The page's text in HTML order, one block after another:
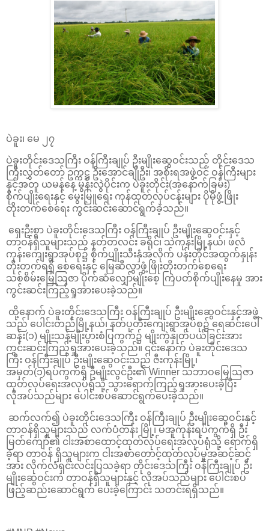
ပဲခူး၊ မေ ၂၇
ပဲခူးတိုင်းဒေသကြီး ဝန်ကြီးချုပ် ဦးမျိုးဆွေဝင်းသည် တိုင်းဒေသ
ကြီးလွှတ်တော် ဥက္ကဋ္ဌ ဦးအောင်ချိုဦး၊ အစိုးရအဖွဲ့ဝင် ဝန်ကြီးများ
နှင့်အတူ ယမန်နေ့ မွန်းလွဲပိုင်းက ပဲခူးတိုင်း(အနောက်ခြမ်း)
စိုက်ပျိုးရေးနှင့် မွေးမြူရေး ကုန်ထုတ်လုပ်ငန်းများ ပိုမိုဖွံ့ဖြိုး
တိုးတက်စေရေး ကွင်းဆင်းဆောင်ရွက်ခဲ့သည်။
ရှေးဦးစွာ ပဲခူးတိုင်းဒေသကြီး ဝန်ကြီးချုပ် ဦးမျိုးဆွေဝင်းနှင့်
တာဝန်ရှိသူများသည် နတ်တလင်း ခရိုင်၊ သဲကုန်းမြို့နယ်၊ ဖလံ
ကုန်းကျေးရွာအုပ်စု၌ စိုက်ပျိုးသီးနှံအလိုက် ပန်းတိုင်အထွက်နှုန်း
တိုးတက်ရရှိ စေရေးနှင့် မြေဆီလွှာဖွံ့ဖြိုးတိုးတက်စေရေး
သစ်စိမ်းမြေဩဇာ ပိုက်ဆံလျှော်မျိုးစေ့ ကြဲပတ်စိုက်ပျိုးနေမှု အား
ကွင်းဆင်းကြည့်ရှုအားပေးခဲ့သည်။
ထို့နောက် ပဲခူးတိုင်းဒေသကြီး ဝန်ကြီးချုပ် ဦးမျိုးဆွေဝင်းနှင့်အဖွဲ့
သည် ပေါင်းတည်မြို့နယ်၊ နတ်ပုတီးကျေးရွာအုပ်စု၌ ရေဆင်းပေါ်
ဆန်း(၁) မျိုးသန့်မျိုးပွားစံပြကွက်၌ မျိုးကွဲနှုတ်ပယ်ခြင်းအား
ကွင်းဆင်းကြည့်ရှုအားပေးခဲ့သည်။ ၎င်းနောက် ပဲခူးတိုင်းဒေသ
ကြီး ဝန်ကြီးချုပ် ဦးမျိုးဆွေဝင်းသည် ဇီးကုန်းမြို့၊
အမှတ်(၁)ရပ်ကွက်ရှိ ဦမျိုးလွင်ဦး၏ Winner သဘာဝမြေဩဇာ
ထုတ်လုပ်ရေးအလုပ်ရုံသို့ သွားရောက်ကြည့်ရှုအားပေးခဲ့ပြီး
လိုအပ်သည်များ ပေါင်းစပ်ဆောင်ရွက်ပေးခဲ့သည်။
ဆက်လက်၍ ပဲခူးတိုင်းဒေသကြီး ဝန်ကြီးချုပ် ဦးမျိုးဆွေဝင်းနှင့်
တာဝန်ရှိသူများသည် လက်ပံတန်း မြို့၊ မအူကုန်းရပ်ကွက်ရှိ ဦး
မြတ်ကျော်၏ ငါးအစာထောင့်ထုတ်လုပ်ရေးအလုပ်ရုံသို့ ရောက်ရှိ
ခဲ့ရာ တာဝန် ရှိသူများက ငါးအစာတောင့်ထုတ်လုပ်မှုအဆင့်ဆင့်
အား လိုက်လံရှင်းလင်းပြသခဲ့ရာ တိုင်းဒေသကြီး ဝန်ကြီးချုပ် ဦး
မျိုးဆွေဝင်းက တာဝန်ရှိသူများနှင့် လိုအပ်သည်များ ပေါင်းစပ်
ဖြည့်ဆည်းဆောင်ရွက် ပေးခဲ့ကြောင်း သတင်းရရှိသည်။